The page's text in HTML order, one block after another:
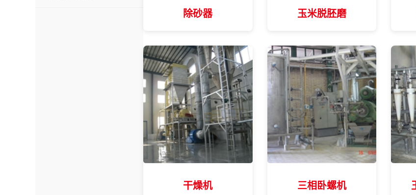
除砂器 玉米脱胚磨
干燥机 三相卧螺机